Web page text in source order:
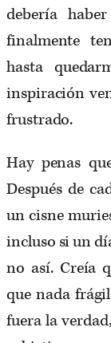
debería
finalmente
hasta
inspiración
frustrado.
Hay penas
Después de
un cisne
incluso si un
no así. Creía
que nada
fuera la